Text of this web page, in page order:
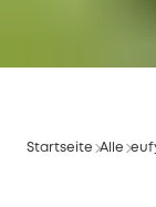
Startseite Alle